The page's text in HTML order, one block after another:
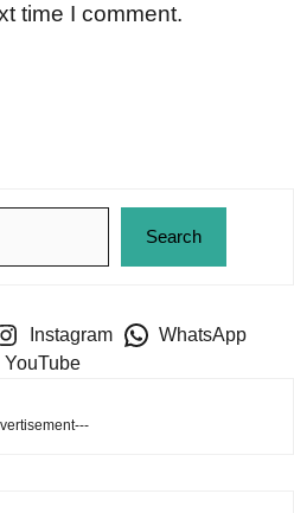
time I comment.
Search
Instagram
WhatsApp
YouTube